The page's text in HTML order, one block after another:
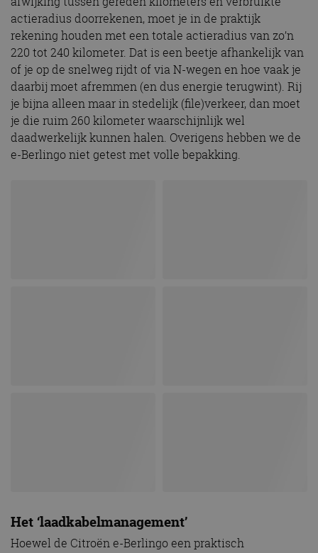
actieradius doorrekenen, moet je in de praktijk
rekening houden met een totale actieradius van zo’n
220 tot 240 kilometer. Dat is een beetje afhankelijk van
of je op de snelweg rijdt of via N-wegen en hoe vaak je
daarbij moet afremmen (en dus energie terugwint). Rij
je bijna alleen maar in stedelijk (file)verkeer, dan moet
je die ruim 260 kilometer waarschijnlijk wel
daadwerkelijk kunnen halen. Overigens hebben we de
e-Berlingo niet getest met volle bepakking.
Het ‘laadkabelmanagement’
Hoewel de Citroën e-Berlingo een praktisch